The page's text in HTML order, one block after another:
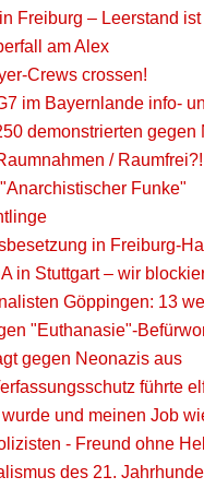
Freiburg – Leerstand
am Alex
Crews crossen!
im Bayernlande info-
demonstrierten gegen
/
Funke"
in Freiburg-
in Stuttgart – wir
Göppingen: 13
"Euthanasie"-
gegen Neonazis aus
führte
und meinen Job
- Freund ohne
des 21.